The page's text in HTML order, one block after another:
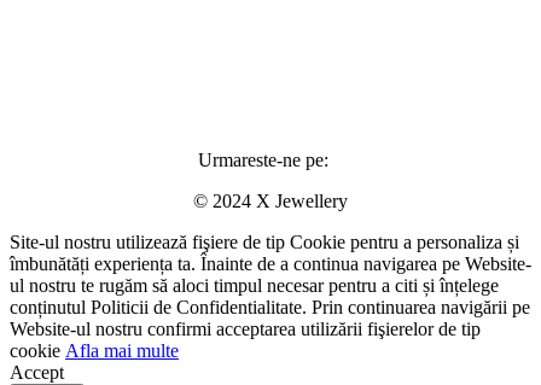
Urmareste-ne pe:
© 2024 X Jewellery
Site-ul nostru utilizează fişiere de tip Cookie pentru a personaliza și
îmbunătăți experiența ta. Înainte de a continua navigarea pe Website-
ul nostru te rugăm să aloci timpul necesar pentru a citi și înțelege
conținutul Politicii de Confidentialitate. Prin continuarea navigării pe
Website-ul nostru confirmi acceptarea utilizării fişierelor de tip
cookie Afla mai multe
Accept